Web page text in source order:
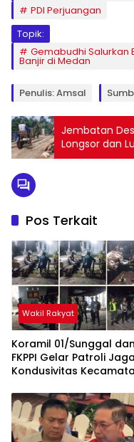
PDI Perjuangan
Topik:
Gemabudhi Salurkan
Banjir di Medan
Penulis: Amsal
Jembatan
Longsor dan
Pos Terkait
Wakil Rakyat
Koramil 01/Sunggal dan
FKPPI Gelar Patroli Jaga
Kondusivitas